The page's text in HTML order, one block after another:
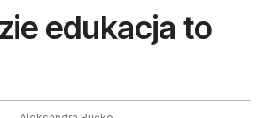
edukacja to